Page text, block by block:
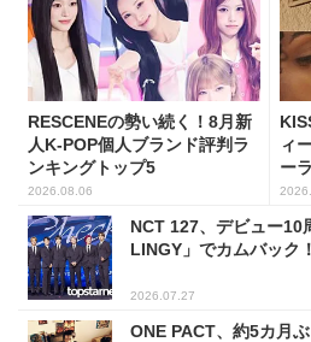
RESCENEの勢い続く！8月新
人K-POP個人ブランド評判ラ
ンキングトップ5
2026.08.06
ィ
ー
NCT 127、デビュー10
LINGY」でカムバック
2026.07.27
ONE PACT、約5カ月